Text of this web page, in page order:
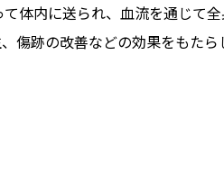
体内に送られ、血流を通じて
傷跡の改善などの効果をもたら